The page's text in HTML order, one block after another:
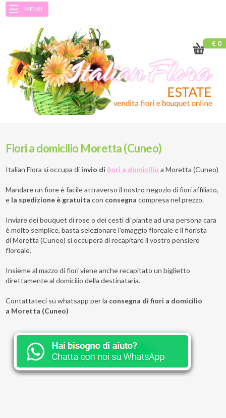
MENU
€ 0
Fiori a domicilio Moretta (Cuneo)
Italian Flora si occupa di invio difiori a domicilio a Moretta (Cuneo)
Mandare un fiore è facile attraverso il nostro negozio di fiori affiliato,
e la spedizione è gratuita con consegna compresa nel prezzo.
Inviare dei bouquet di rose o dei cesti di piante ad una persona cara
è molto semplice, basta selezionare l'omaggio floreale e il fiorista
di Moretta (Cuneo) si occuperà di recapitare il vostro pensiero
floreale.
Insieme al mazzo di fiori viene anche recapitato un biglietto
direttamente al domicilio della destinataria.
Contattateci su whatsapp per la consegna di fiori a domicilio
a Moretta (Cuneo)